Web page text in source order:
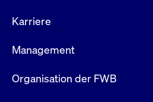
Karriere
Management
Organisation der FWB